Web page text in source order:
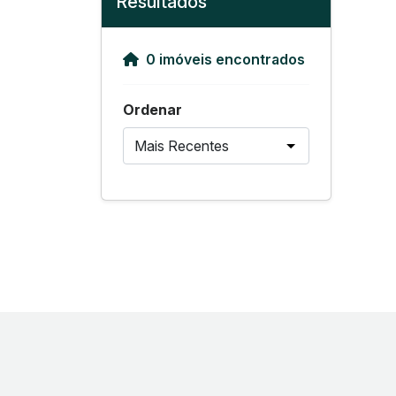
0 imóveis encontrados
Ordenar